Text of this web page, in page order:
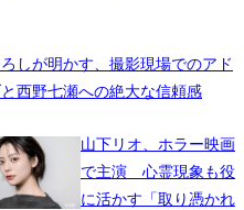
しが明かす、撮影現場でのアド
と西野七瀬への絶大な信頼感
山下リオ、ホラー映画
で主演 心霊現象も役
に活かす「取り憑かれ